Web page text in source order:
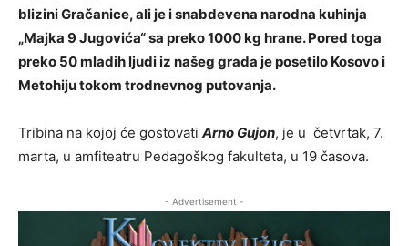
blizini Gračanice, ali je i snabdevena narodna kuhinja
„Majka 9 Jugovića“ sa preko 1000 kg hrane. Pored toga
preko 50 mladih ljudi iz našeg grada je posetilo Kosovo i
Metohiju tokom trodnevnog putovanja.
Tribina na kojoj će gostovati Arno Gujon, je u četvrtak, 7.
marta, u amfiteatru Pedagoškog fakulteta, u 19 časova.
- Advertisement -